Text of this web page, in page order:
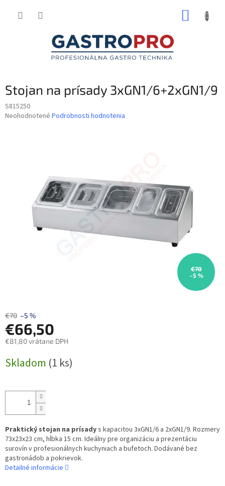
Stojan na prísady 3xGN1/6+2xGN1/9
S815250
Priemerné
Neohodnotené Podrobnosti hodnotenia
€70
–5 %
€70 –5 %
€66,50
€81,80 vrátane DPH
cena:
Skladom (1 ks)
Praktický stojan na prísadys kapacitou 3xGN1/6 a 2xGN1/9. Rozmery
73x23x23 cm, hĺbka 15 cm. Ideálny pre organizáciu a prezentáciu
surovín v profesionálnych kuchyniach a bufetoch. Dodávané bez
gastronádob a pokrievok.
Detailné informácie